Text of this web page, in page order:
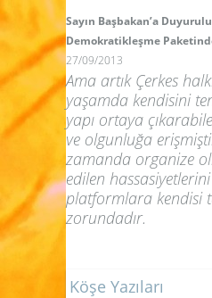
Sayın Başbakan’a
Demokratikleşme
27/09/2013
Ama artık Çerkes
yaşamda kendisini
yapı ortaya
ve olgunluğa
zamanda organize
edilen
platformlara kendisi
zorundadır.
Köşe Yazıları